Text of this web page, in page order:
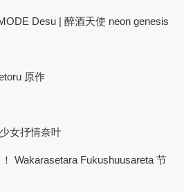
Desu | 醉酒天使 neon genesis
原作
女抒情奈叶
Wakarasetara Fukushuusareta 节